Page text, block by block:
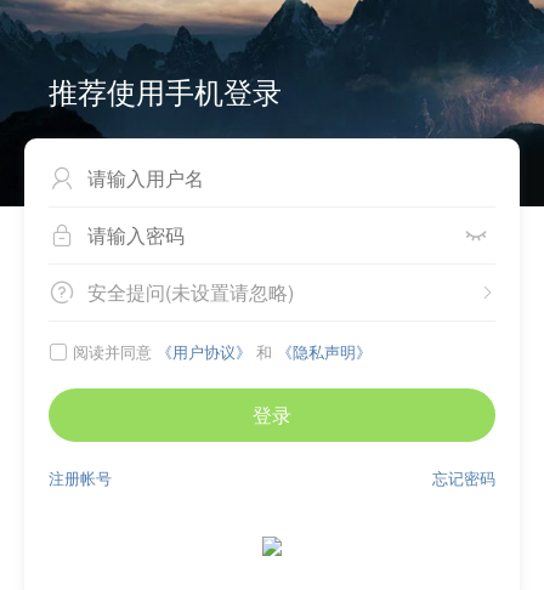
推荐使用手机登录

 
 
安全提问(未设置请忽略)
 阅读并同意 《用户协议》 和 《隐私声明》
登录
忘记密码
注册帐号